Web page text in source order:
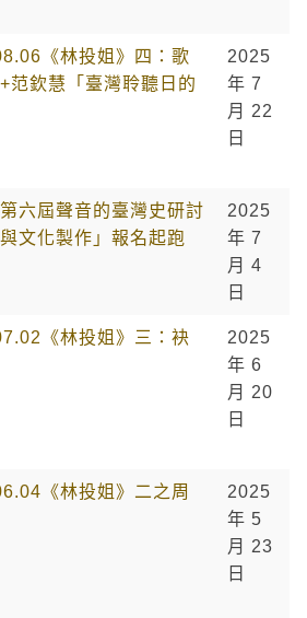
《林投姐》四：歌
范欽慧「臺灣聆聽日的
2025
年 7
月 22
日
六屆聲音的臺灣史研討
文化製作」報名起跑
2025
年 7
月 4
日
《林投姐》三：袂
2025
年 6
月 20
日
《林投姐》二之周
2025
年 5
月 23
日